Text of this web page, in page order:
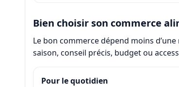
Bien choisir son commerce
Le bon commerce dépend moins
saison, conseil précis, budget ou
Pour le quotidien